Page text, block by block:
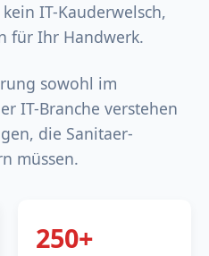
IT-Kauderwelsch,
für Ihr Handwerk.
sowohl im
IT-Branche verstehen
die Sanitaer-
müssen.
250+